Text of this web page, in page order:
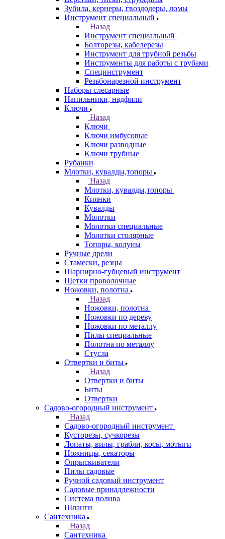
Зубила, кернеры, гвоздодеры, ломы
Инструмент специальный
Назад
Инструмент специальный
Болторезы, кабелерезы
Инструмент для трубной резьбы
Инструменты для работы с трубами
Специнструмент
Резьбонарезной инструмент
Наборы слесарные
Напильники, надфили
Ключи
Назад
Ключи
Ключи имбусовые
Ключи разводные
Ключи трубные
Рубанки
Млотки, кувалды,топоры
Назад
Млотки, кувалды,топоры
Киянки
Кувалды
Молотки
Молотки специальные
Молотки столярные
Топоры, колуны
Ручные дрели
Стамески, резцы
Шарнирно-губцевый инструмент
Щетки проволочные
Ножовки, полотна
Назад
Ножовки, полотна
Ножовки по дереву
Ножовки по металлу
Пилы специальные
Полотна по металлу
Стусла
Отвертки и биты
Назад
Отвертки и биты
Биты
Отвертки
Садово-огородный инструмент
Назад
Садово-огородный инструмент
Кусторезы, сучкорезы
Лопаты, вилы, грабли, косы, мотыги
Ножницы, секаторы
Опрыскиватели
Пилы садовые
Ручной садовый инструмент
Садовые принадлежности
Система полива
Шланги
Сантехника
Назад
Сантехника